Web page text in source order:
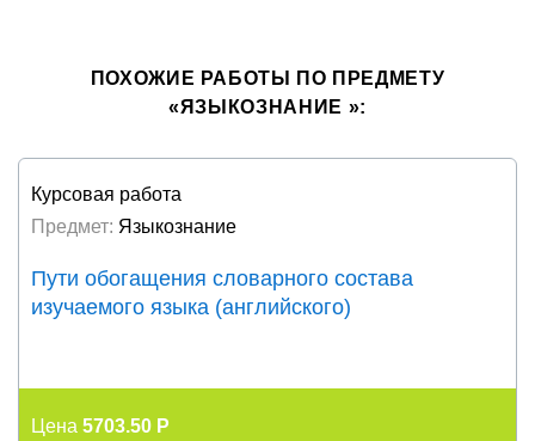
ПОХОЖИЕ РАБОТЫ ПО ПРЕДМЕТУ
«ЯЗЫКОЗНАНИЕ »:
Курсовая работа
Предмет: Языкознание
Пути обогащения словарного состава
изучаемого языка (английского)